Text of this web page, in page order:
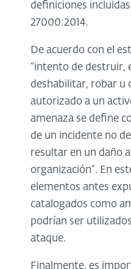
definiciones
27000:2014.
De acuerdo con el
“intento de destruir,
deshabilitar, robar u
autorizado a un
amenaza se define
de un incidente no
resultar en un daño
organización”. En
elementos antes
catalogados como
podrían ser
ataque.
Finalmente, es